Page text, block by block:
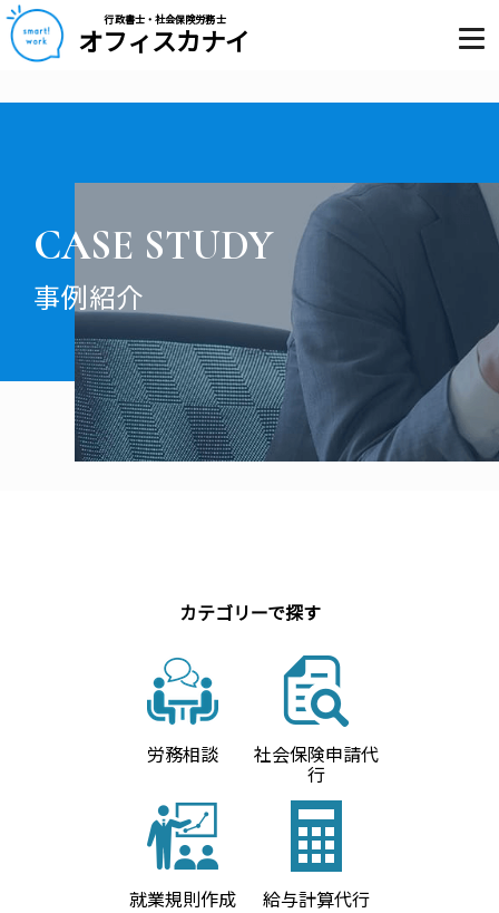
行政書士・社会保険労務士
オフィスカナイ
CASE STUDY
事例紹介
カテゴリーで探す
労務相談 社会保険申請代
行
就業規則作成 給与計算代行